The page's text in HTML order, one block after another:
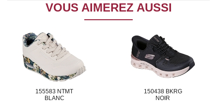
VOUS AIMEREZ AUSSI
155583 NTMT
BLANC
150438 BKRG
NOIR